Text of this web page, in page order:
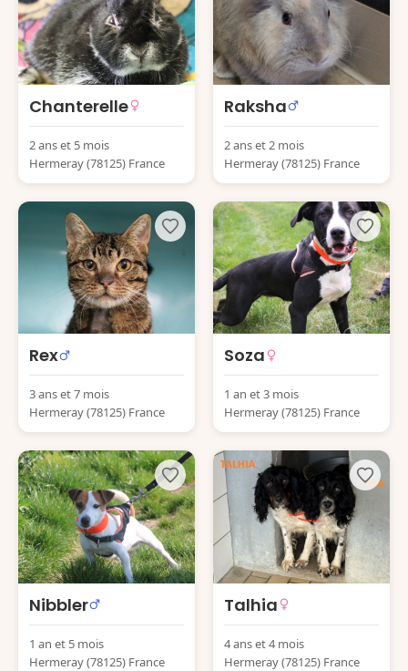
Chanterelle
2 ans et 5 mois
Hermeray (78125) France
Raksha
2 ans et 2 mois
Hermeray (78125) France
Rex
3 ans et 7 mois
Hermeray (78125) France
Soza
1 an et 3 mois
Hermeray (78125) France
Nibbler
1 an et 5 mois
Hermeray (78125) France
Talhia
4 ans et 4 mois
Hermeray (78125) France